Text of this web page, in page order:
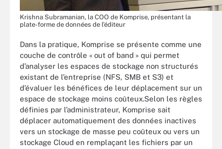
Krishna Subramanian, la COO de Komprise, présentant la
plate-forme de données de l'éditeur
Dans la pratique, Komprise se présente comme une
couche de contrôle « out of band » qui permet
d’analyser les espaces de stockage non structurés
existant de l’entreprise (NFS, SMB et S3) et
d’évaluer les bénéfices de leur déplacement sur un
espace de stockage moins coûteux.Selon les règles
définies par l’administrateur, Komprise sait
déplacer automatiquement des données inactives
vers un stockage de masse peu coûteux ou vers un
stockage Cloud en remplaçant les fichiers par un